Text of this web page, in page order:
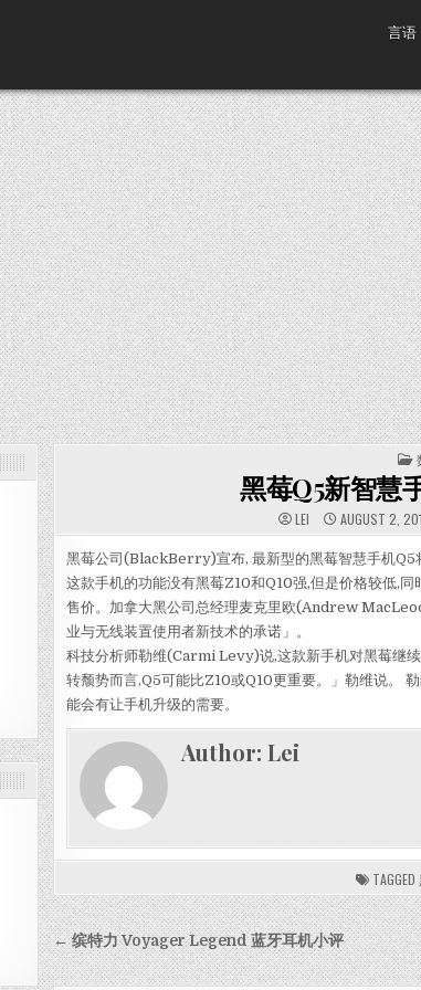
言语
黑莓Q5新智慧
LEI AUGUST 2,
黑莓公司(BlackBerry)宣布, 最新型的黑莓智慧手机Q5
这款手机的功能没有黑莓Z10和Q10强,但是价格较低,
售价。加拿大黑公司总经理麦克里欧(Andrew
业与无线装置使用者新技术的承诺」。
科技分析师勒维(Carmi Levy)说,这款新手机对黑莓继
转颓势而言,Q5可能比Z10或Q10更重要。」勒维说。
能会有让手机升级的需要。
Author: Lei
TAGGED
Post navigation
← 缤特力 Voyager Legend 蓝牙耳机小评